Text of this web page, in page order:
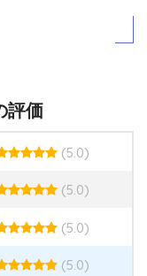
評価
(5.0)
(5.0)
(5.0)
(5.0)